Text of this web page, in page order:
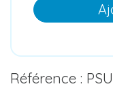
Référence :